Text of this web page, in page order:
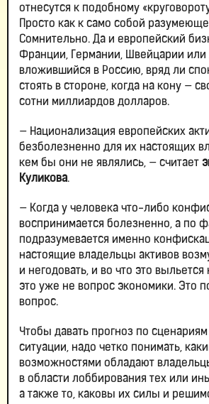
отнесутся к подобному
Просто как к само собой
Сомнительно. Да и европейский
Франции, Германии, Швейцарии или
вложившийся в Россию, вряд ли
стоять в стороне, когда на кону —
сотни миллиардов долларов.
— Национализация европейских
безболезненно для их настоящих
кем бы они не являлись, — считает
Куликова.
— Когда у человека что-либо
воспринимается болезненно, а по
подразумевается именно
настоящие владельцы активов
и негодовать, и во что это
это уже не вопрос экономики. Это
вопрос.
Чтобы давать прогноз по сценариям
ситуации, надо четко понимать,
возможностями обладают
в области лоббирования тех или
а также то, каковы их силы и